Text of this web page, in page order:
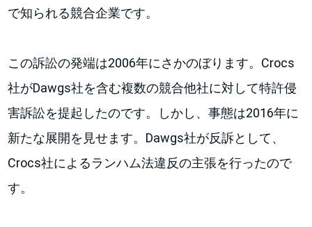
で知られる競合企業です。
この訴訟の発端は2006年にさかのぼります。Crocs
社がDawgs社を含む複数の競合他社に対して特許侵
害訴訟を提起したのです。しかし、事態は2016年に
新たな展開を見せます。Dawgs社が反訴として、
Crocs社によるランハム法違反の主張を行ったので
す。